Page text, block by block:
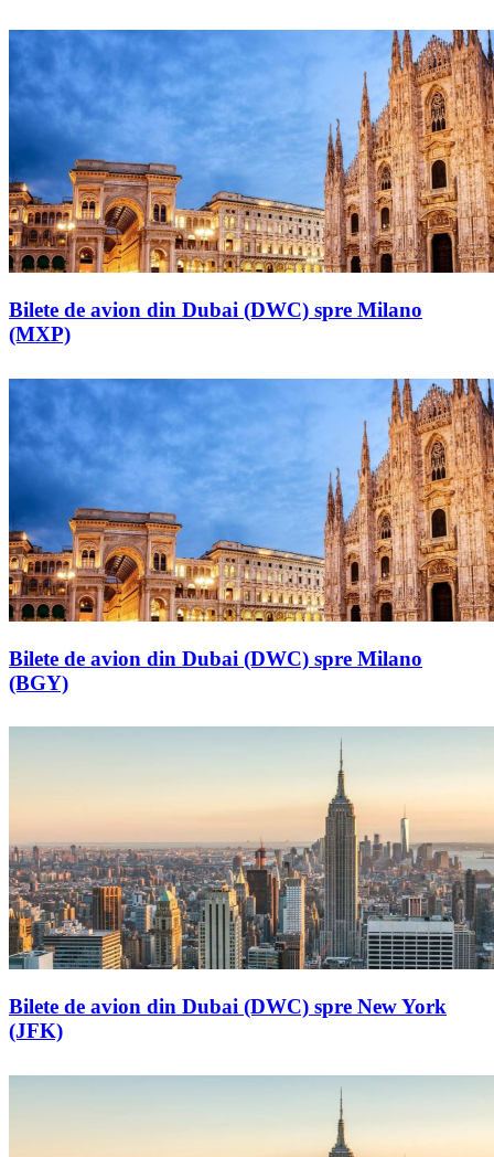
Bilete de avion din Dubai (DWC) spre Milano
(MXP)
Bilete de avion din Dubai (DWC) spre Milano
(BGY)
Bilete de avion din Dubai (DWC) spre New York
(JFK)